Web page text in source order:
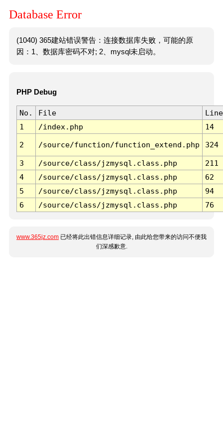
Database Error
(1040) 365建站错误警告：连接数据库失败，可能的原
因：1、数据库密码不对; 2、mysql未启动。
PHP Debug
No. File
Line
1
/index.php 14
2 /source/function/function_extend.php 324
3 /source/class/jzmysql.class.php
211
4
/source/class/jzmysql.class.php
62
5
/source/class/jzmysql.class.php
94
6
/source/class/jzmysql.class.php 76
www.365jz.com 已经将此出错信息详细记录, 由此给您带来的访问不便我
们深感歉意.